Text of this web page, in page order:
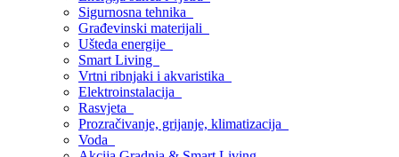
Sigurnosna tehnika
Građevinski materijali
Ušteda energije
Smart Living
Vrtni ribnjaki i akvaristika
Elektroinstalacija
Rasvjeta
Prozračivanje, grijanje, klimatizacija
Voda